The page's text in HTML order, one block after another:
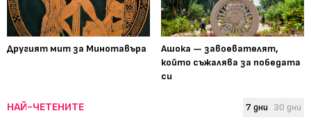
Другият мит за Минотавъра
Ашока — завоевателят,
който съжалява за победата
си
НАЙ-ЧЕТЕНИТЕ 7 дни 30 дни